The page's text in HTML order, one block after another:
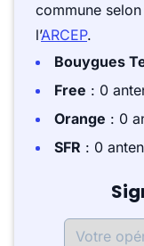
commune
l’ARCEP.
Bouygues
Free : 0
Orange : 0
SFR : 0